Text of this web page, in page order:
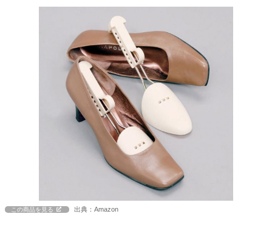
この商品を見る 出典：Amazon